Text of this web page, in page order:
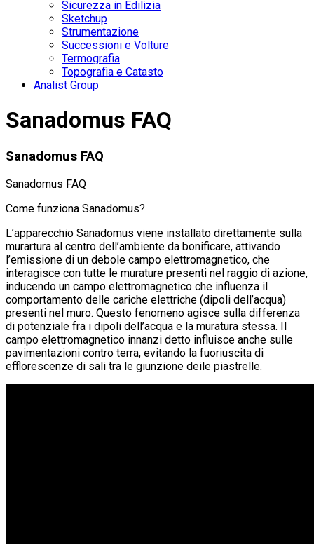
Sicurezza in Edilizia
Sketchup
Strumentazione
Successioni e Volture
Termografia
Topografia e Catasto
Analist Group
Sanadomus FAQ
Sanadomus FAQ
Sanadomus FAQ
Come funziona Sanadomus?
L’apparecchio Sanadomus viene installato direttamente sulla
murartura al centro dell’ambiente da bonificare, attivando
l’emissione di un debole campo elettromagnetico, che
interagisce con tutte le murature presenti nel raggio di azione,
inducendo un campo elettromagnetico che influenza il
comportamento delle cariche elettriche (dipoli dell’acqua)
presenti nel muro. Questo fenomeno agisce sulla differenza
di potenziale fra i dipoli dell’acqua e la muratura stessa. Il
campo elettromagnetico innanzi detto influisce anche sulle
pavimentazioni contro terra, evitando la fuoriuscita di
efflorescenze di sali tra le giunzione deile piastrelle.